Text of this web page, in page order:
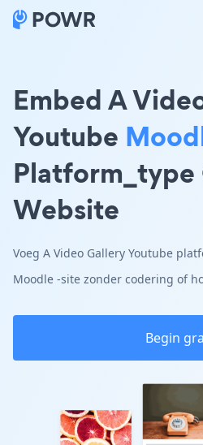
Embed A
Youtube
Platform_type
Website
Voeg A Video Gallery Youtube
Moodle -site zonder codering of
Begin